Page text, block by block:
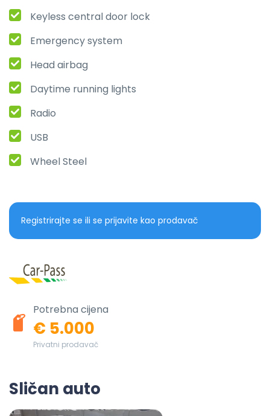
Keyless central door lock
Emergency system
Head airbag
Daytime running lights
Radio
USB
Wheel Steel
Registrirajte se ili se prijavite kao prodavač
Potrebna cijena
€ 5.000
Privatni prodavač
Sličan auto